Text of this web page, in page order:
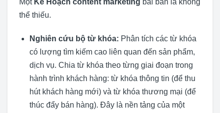
Một Kế Hoạch content marketing bài bản là không
thể thiếu.
Nghiên cứu bộ từ khóa: Phân tích các từ khóa
có lượng tìm kiếm cao liên quan đến sản phẩm,
dịch vụ. Chia từ khóa theo từng giai đoạn trong
hành trình khách hàng: từ khóa thông tin (để thu
hút khách hàng mới) và từ khóa thương mại (để
thúc đẩy bán hàng). Đây là nền tảng của một